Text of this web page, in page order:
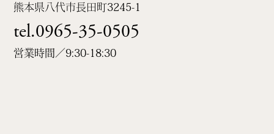
熊本県八代市長田町3245-1
tel.0965-35-0505
営業時間／9:30-18:30